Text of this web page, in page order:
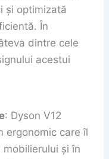
și optimizată
În
dintre cele
acestui
: Dyson V12
ergonomic care îl
și în